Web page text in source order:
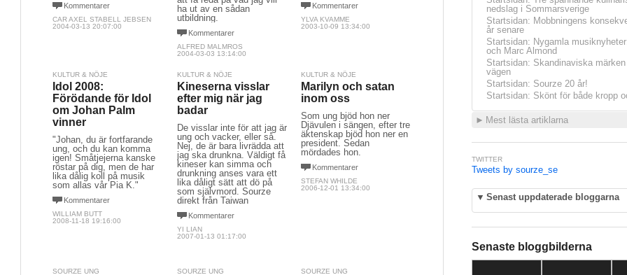
Kommentarer
CAR AXEL STABELL JEBSEN
2004-03-13 20:07:00
ha ut av en sådan
utbildning.
Kommentarer
ALFRED MALMROS
2004-03-03 13:14:00
Kommentarer
YLVA KVAMME
2003-10-09 13:34:00
KULTUR & NÖJE
Idol 2008:
Förödande för Idol
om Johan Palm
vinner
"Johan, du är fortfarande
ung, och du kan komma
igen! Småtjejerna kanske
röstar på dig, men de har
lika dålig koll på musik
som allas vår Pia K."
Kommentarer
WILLIAM BUTT
2008-11-18 19:16:00
KULTUR & NÖJE
Kineserna visslar
efter mig när jag
badar
De visslar inte för att jag är
ung och vacker, eller så.
Nej, de är bara livrädda att
jag ska drunkna. Väldigt få
kineser kan simma och
drunkning anses vara ett
lika dåligt sätt att dö på
som självmord. Sourze
direkt från Taiwan
Kommentarer
YI LIAN
2007-01-13 01:17:00
KULTUR & NÖJE
Marilyn och satan
inom oss
Som ung bjöd hon ner
Djävulen i sängen, efter tre
äktenskap bjöd hon ner en
president. Sedan
mördades hon.
Kommentarer
STEFAN WHILDE
2006-12-01 13:34:00
SOURZE UNG SOURZE UNG SOURZE UNG
nedslag i Sommarsverige
Startsidan: Mobbningens
år senare
Startsidan: Nygamla
och Marc Almond
Startsidan: Skandinaviska
vägen
Startsidan: Sourze 20 år!
Startsidan: Skönt för både kropp
► Mest lästa artiklarna
TWITTER
Tweets by sourze_se
▼ Senast uppdaterade bloggarna
Senaste bloggbilderna